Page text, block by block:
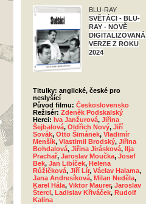
BLU-RAY
SVĚTÁCI - BLU-
RAY - NOVĚ
DIGITALIZOVANÁ
VERZE Z ROKU
2024
Titulky: anglické, české pro
neslyšící
Původ filmu: Československo
Režisér: Zdeněk Podskalský
Herci: Iva Janžurová, Jiřina
Šejbalová, Oldřich Nový, Jiří
Sovák, Otto Šimánek, Vladimír
Menšík, Vlastimil Brodský, Jiřina
Bohdalová, Jiřina Jirásková, Ilja
Prachař, Jaroslav Moučka, Josef
Bek, Jan Libíček, Helena
Růžičková, Jiří Lír, Václav Halama,
Jana Andresíková, Milan Neděla,
Karel Hála, Viktor Maurer, Jaroslav
Štercl, Ladislav Křiváček, Rudolf
Kalina